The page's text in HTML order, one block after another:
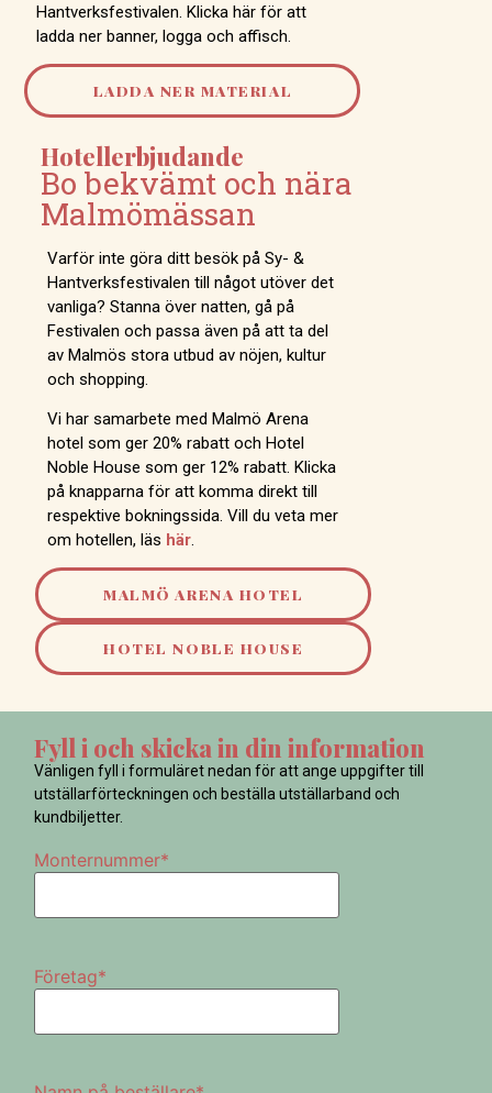
Hantverksfestivalen. Klicka här för att
ladda ner banner, logga och affisch.
LADDA NER MATERIAL
Hotellerbjudande
Bo bekvämt och nära
Malmömässan
Varför inte göra ditt besök på Sy- &
Hantverksfestivalen till något utöver det
vanliga? Stanna över natten, gå på
Festivalen och passa även på att ta del
av Malmös stora utbud av nöjen, kultur
och shopping.
Vi har samarbete med Malmö Arena
hotel som ger 20% rabatt och Hotel
Noble House som ger 12% rabatt. Klicka
på knapparna för att komma direkt till
respektive bokningssida. Vill du veta mer
om hotellen, läs här.
MALMÖ ARENA HOTEL
HOTEL NOBLE HOUSE
Fyll i och skicka in din information
Vänligen fyll i formuläret nedan för att ange uppgifter till
utställarförteckningen och beställa utställarband och
kundbiljetter.
Monternummer*
Företag*